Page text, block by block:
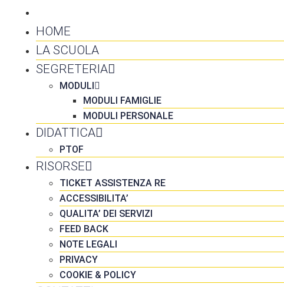
HOME
LA SCUOLA
SEGRETERIA
MODULI
MODULI FAMIGLIE
MODULI PERSONALE
DIDATTICA
PTOF
RISORSE
TICKET ASSISTENZA RE
ACCESSIBILITA’
QUALITA’ DEI SERVIZI
FEED BACK
NOTE LEGALI
PRIVACY
COOKIE & POLICY